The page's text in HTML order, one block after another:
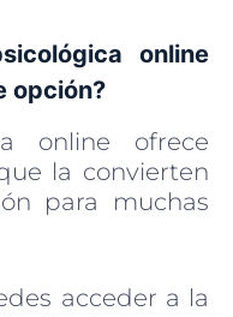
online
opción?
online ofrece
la convierten
para muchas
acceder a la